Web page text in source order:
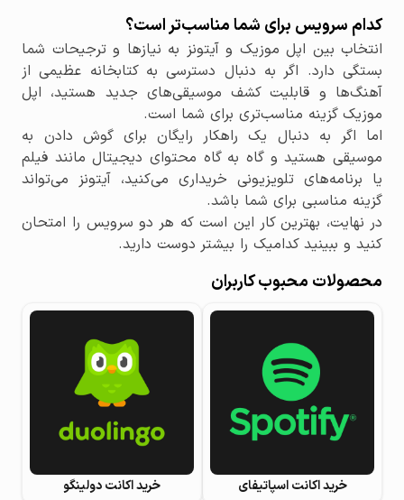
کدام سرویس برای شما مناسب‌تر است؟
انتخاب بین اپل موزیک و آیتونز به نیازها و ترجیحات شما
بستگی دارد. اگر به دنبال دسترسی به کتابخانه عظیمی از
آهنگ‌ها و قابلیت کشف موسیقی‌های جدید هستید، اپل
موزیک گزینه مناسب‌تری برای شما است.
اما اگر به دنبال یک راهکار رایگان برای گوش دادن به
موسیقی هستید و گاه به گاه محتوای دیجیتال مانند فیلم
یا برنامه‌های تلویزیونی خریداری می‌کنید، آیتونز می‌تواند
گزینه مناسبی برای شما باشد.
در نهایت، بهترین کار این است که هر دو سرویس را امتحان
کنید و ببینید کدامیک را بیشتر دوست دارید.
محصولات محبوب کاربران
خرید اکانت اسپاتیفای خرید اکانت دولینگو